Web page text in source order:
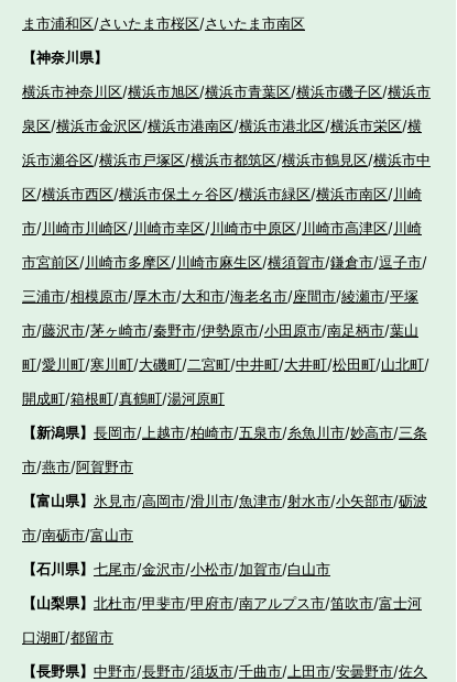
ま市浦和区/さいたま市桜区/さいたま市南区
【神奈川県】
横浜市神奈川区/横浜市旭区/横浜市青葉区/横浜市磯子区/横浜市
泉区/横浜市金沢区/横浜市港南区/横浜市港北区/横浜市栄区/横
浜市瀬谷区/横浜市戸塚区/横浜市都筑区/横浜市鶴見区/横浜市中
区/横浜市西区/横浜市保土ヶ谷区/横浜市緑区/横浜市南区/川崎
市/川崎市川崎区/川崎市幸区/川崎市中原区/川崎市高津区/川崎
市宮前区/川崎市多摩区/川崎市麻生区/横須賀市/鎌倉市/逗子市/
三浦市/相模原市/厚木市/大和市/海老名市/座間市/綾瀬市/平塚
市/藤沢市/茅ヶ崎市/秦野市/伊勢原市/小田原市/南足柄市/葉山
町/愛川町/寒川町/大磯町/二宮町/中井町/大井町/松田町/山北町/
開成町/箱根町/真鶴町/湯河原町
【新潟県】 長岡市/ 上越市/柏崎市/五泉市/糸魚川市/妙高市/三条
市/燕市/阿賀野市
【富山県】 氷見市/高岡市/滑川市/魚津市/射水市/小矢部市/砺波
市/南砺市/富山市
【石川県】 七尾市/金沢市/小松市/加賀市/白山市
【山梨県】 北杜市/甲斐市/甲府市/南アルプス市/笛吹市/富士河
口湖町/都留市
【長野県】 中野市/長野市/須坂市/千曲市/ 上田市/安曇野市/佐久